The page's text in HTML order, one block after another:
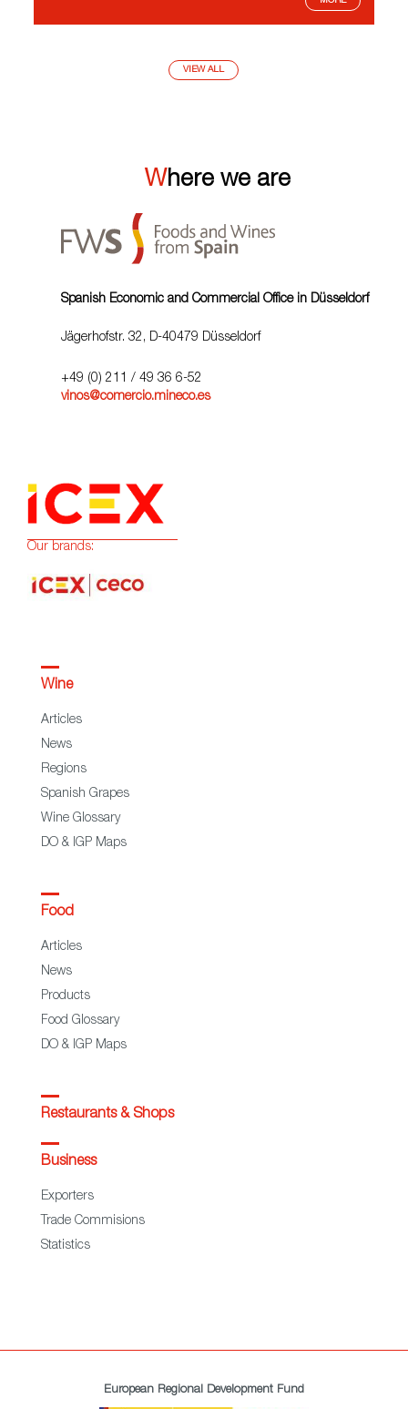
VIEW ALL
Where we are
Spanish Economic and Commercial Office in Düsseldorf
Jägerhofstr. 32, D-40479 Düsseldorf
+49 (0) 211 / 49 36 6-52
vinos@comercio.mineco.es
Our brands:
Wine
Articles
News
Regions
Spanish Grapes
Wine Glossary
DO & IGP Maps
Food
Articles
News
Products
Food Glossary
DO & IGP Maps
Restaurants & Shops
Business
Exporters
Trade Commisions
Statistics
European Regional Development Fund